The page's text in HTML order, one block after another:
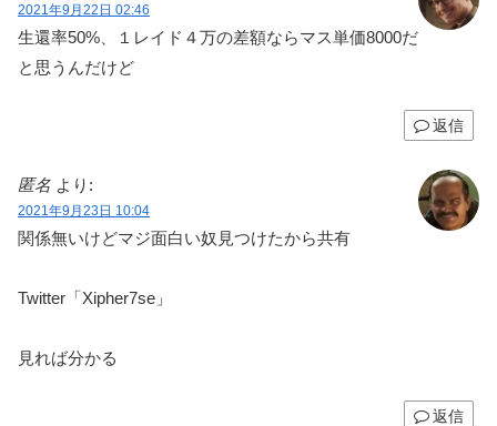
2021年9月22日 02:46
生還率50%、１レイド４万の差額ならマス単価8000だ
と思うんだけど
返信
匿名 より:
2021年9月23日 10:04
関係無いけどマジ面白い奴見つけたから共有
Twitter「Xipher7se」
見れば分かる
返信